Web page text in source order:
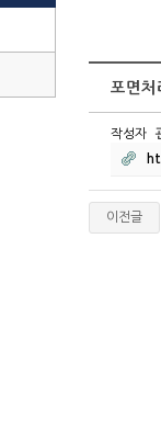
포면
작성자
이전글